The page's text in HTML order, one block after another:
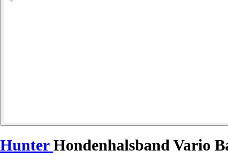
HunterHondenhalsband Vario